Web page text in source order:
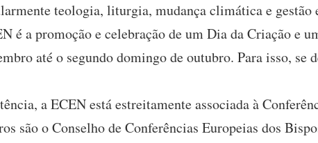
teologia, liturgia, mudança climática e gestão
é a promoção e celebração de um Dia da Criação e
até o segundo domingo de outubro. Para isso, se
a ECEN está estreitamente associada à
são o Conselho de Conferências Europeias dos